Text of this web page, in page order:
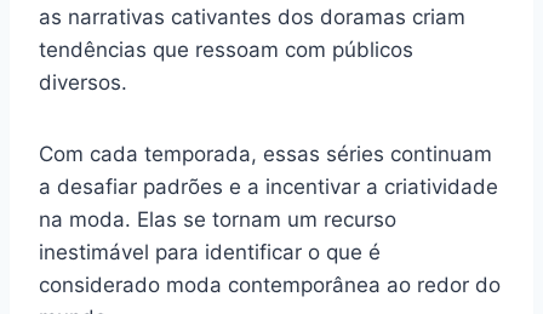
as narrativas cativantes dos doramas criam
tendências que ressoam com públicos
diversos.
Com cada temporada, essas séries continuam
a desafiar padrões e a incentivar a criatividade
na moda. Elas se tornam um recurso
inestimável para identificar o que é
considerado moda contemporânea ao redor do